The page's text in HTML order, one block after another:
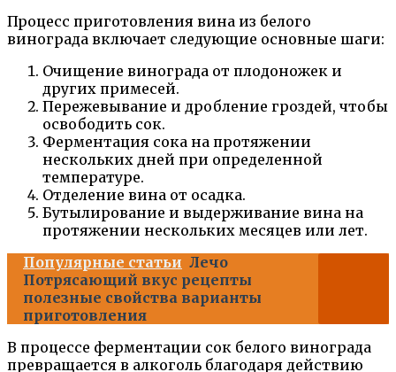
Процесс приготовления вина из белого
винограда включает следующие основные шаги:
Очищение винограда от плодоножек и
других примесей.
Пережевывание и дробление гроздей, чтобы
освободить сок.
Ферментация сока на протяжении
нескольких дней при определенной
температуре.
Отделение вина от осадка.
Бутылирование и выдерживание вина на
протяжении нескольких месяцев или лет.
Популярные статьи Лечо
Потрясающий вкус рецепты
полезные свойства варианты
приготовления
В процессе ферментации сок белого винограда
превращается в алкоголь благодаря действию